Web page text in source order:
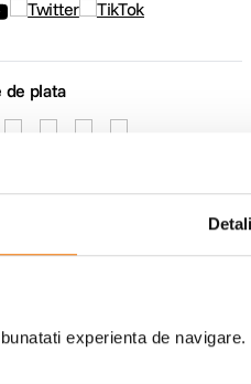
experienta de
de plata